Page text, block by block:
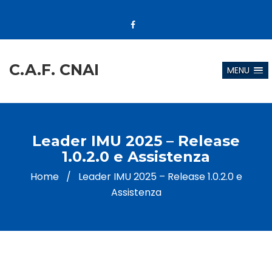
C.A.F. CNAI MENU
Leader IMU 2025 – Release
1.0.2.0 e Assistenza
Home/ Leader IMU 2025 – Release 1.0.2.0 e
Assistenza